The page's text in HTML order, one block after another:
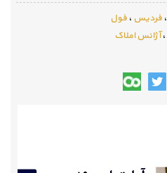
،فردیس ،فول
،آژانس املاک